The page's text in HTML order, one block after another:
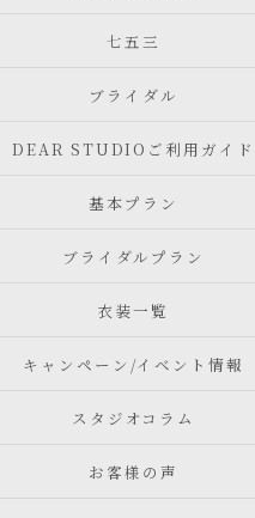
七五三
ブライダル
DEAR STUDIOご利用ガイド
基本プラン
ブライダルプラン
衣装一覧
キャンペーン/イベント情報
スタジオコラム
お客様の声